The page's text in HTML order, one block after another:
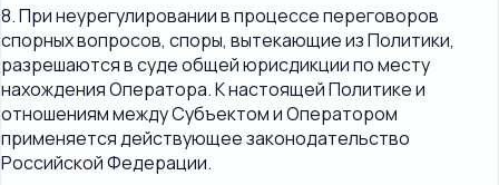
8. При неурегулировании в процессе переговоров
спорных вопросов, споры, вытекающие из Политики,
разрешаются в суде общей юрисдикции по месту
нахождения Оператора. К настоящей Политике и
отношениям между Субъектом и Оператором
применяется действующее законодательство
Российской Федерации.